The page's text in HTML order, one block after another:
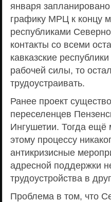
января
графику МРЦ к концу
республиками
контакты со всеми
кавказские
рабочей силы, то
трудоустраивать.
Ранее проект
переселенцев
Ингушетии. Тогда ещё
этому процессу
антикризисные
адресной поддержки
трудоустройства в
Проблема в том, что